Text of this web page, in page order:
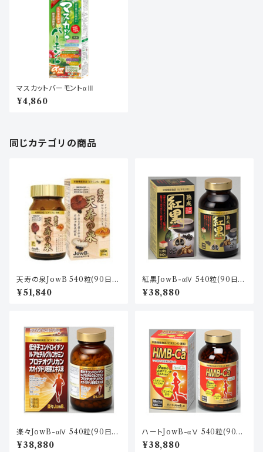
マスカットバーモントαⅢ
¥4,860
同じカテゴリの商品
天寿の泉JowB 540粒(90日
分)
¥51,840
紅黒JowB-αⅣ 540粒(90日
分)
¥38,880
楽々JowB-αⅣ 540粒(90日
分)
¥38,880
ハートJowB-αⅤ 540粒(90日
分)
¥38,880